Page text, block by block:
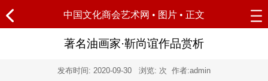
中国文化商会艺术网 • 图片 • 正文
著名油画家·靳尚谊作品赏析
发布时间: 2020-09-30 浏览: 次 作者:admin